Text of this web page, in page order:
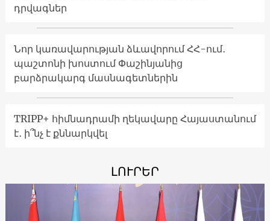
դրվագներ
Նոր կառավարության ձևավորում ՀՀ-ում․
պաշտոնի խոստում Փաշինյանից
բարձրակարգ մասնագետներին
TRIPP+ հիմնադրամի ղեկավարը Հայաստանում
է․ ի՞նչ է քննարկվել
ԼՈՒՐԵՐ